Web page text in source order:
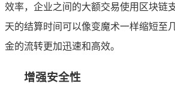
效率，企业之间的大额交易使用区块链
天的结算时间可以像变魔术一样缩短至
金的流转更加迅速和高效。
增强安全性